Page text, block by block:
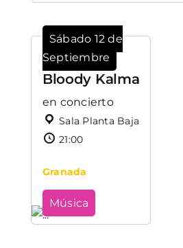
Sábado 12 de
Septiembre
Bloody Kalma
en concierto
Sala Planta Baja
21:00
Granada
Música